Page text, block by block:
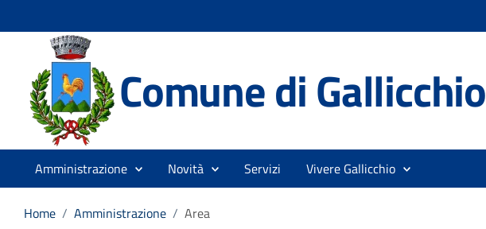
Comune di Gallicchio
Amministrazione Novità Servizi Vivere Gallicchio
Home / Amministrazione / Area